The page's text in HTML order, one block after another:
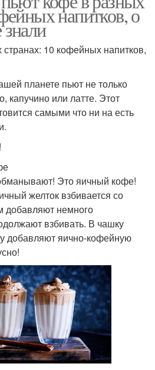
напитков, о
10 кофейных напитков,
планете пьют не только
капучино или латте. Этот
самыми что ни на есть
Это яичный кофе!
желток взбивается со
добавляют немного
взбивать. В чашку
добавляют яично-кофейную